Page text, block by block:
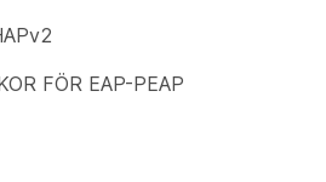
FÖR EAP-PEAP